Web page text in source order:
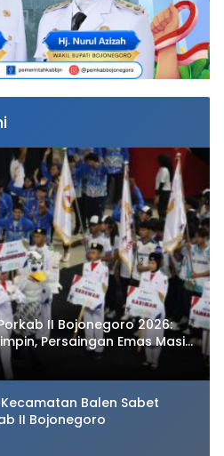
II Bojonegoro 2026:
Persaingan Emas Masih
Balen Sabet
II Bojonegoro